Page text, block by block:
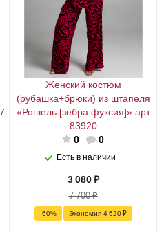
Женский костюм
(рубашка+брюки) из штапеля
«Рошель [зебра фуксия]» арт
83920
0
0
Есть в наличии
3 080₽
7 700₽
-60% Экономия 4 620₽